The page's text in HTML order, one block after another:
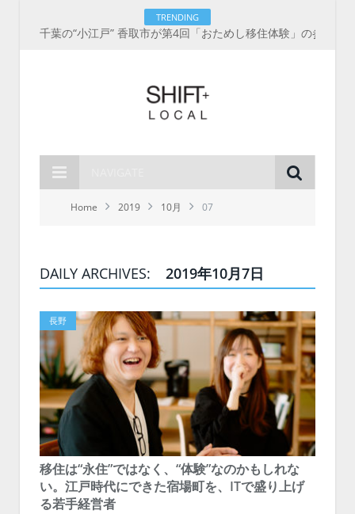
TRENDING
Home 2019 10月 07
DAILY ARCHIVES: 2019年10月7日
長野
移住は“永住”ではなく、“体験”なのかもしれな
い。江戸時代にできた宿場町を、ITで盛り上げ
る若手経営者